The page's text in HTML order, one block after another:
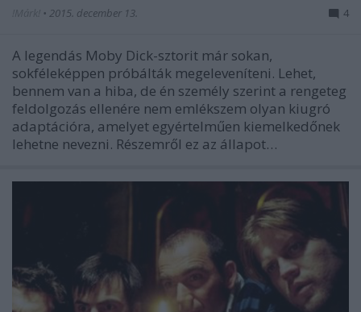
• 2015. december 13. 4
A legendás Moby Dick-sztorit már sokan,
sokféleképpen próbálták megeleveníteni. Lehet,
bennem van a hiba, de én személy szerint a rengeteg
feldolgozás ellenére nem emlékszem olyan kiugró
adaptációra, amelyet egyértelműen kiemelkedőnek
lehetne nevezni. Részemről ez az állapot…